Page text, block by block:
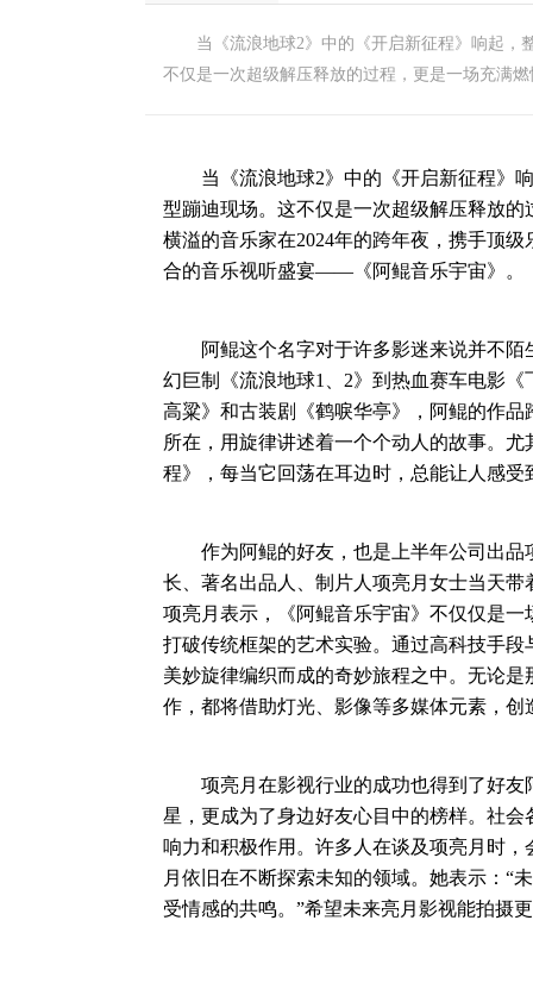
当《流浪地球2》中的《开启新征程》响起，
不仅是一次超级解压释放的过程，更是一场充满
当《流浪地球2》中的《开启新征程》响
型蹦迪现场。这不仅是一次超级解压释放
横溢的音乐家在2024年的跨年夜，携手顶
合的音乐视听盛宴——《阿鲲音乐宇宙》。
阿鲲这个名字对于许多影迷来说并不陌
幻巨制《流浪地球1、2》到热血赛车电影
高粱》和古装剧《鹤唳华亭》，阿鲲的作
所在，用旋律讲述着一个个动人的故事。
程》，每当它回荡在耳边时，总能让人感
作为阿鲲的好友，也是上半年公司出品
长、著名出品人、制片人项亮月女士当天
项亮月表示，《阿鲲音乐宇宙》不仅仅是
打破传统框架的艺术实验。通过高科技手
美妙旋律编织而成的奇妙旅程之中。无论
作，都将借助灯光、影像等多媒体元素，
项亮月在影视行业的成功也得到了好友
星，更成为了身边好友心目中的榜样。社
响力和积极作用。许多人在谈及项亮月时
月依旧在不断探索未知的领域。她表示：“
受情感的共鸣。”希望未来亮月影视能拍摄